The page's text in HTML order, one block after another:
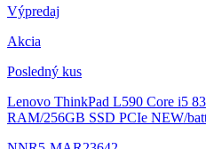
Výpredaj
Akcia
Posledný kus
Lenovo ThinkPad L590 Core i5
RAM/256GB SSD PCIe NEW/